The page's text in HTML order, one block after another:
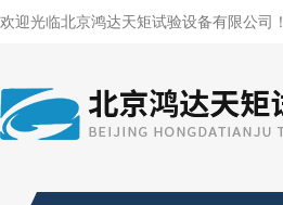
欢迎光临北京鸿达天矩试验设备有限公司！